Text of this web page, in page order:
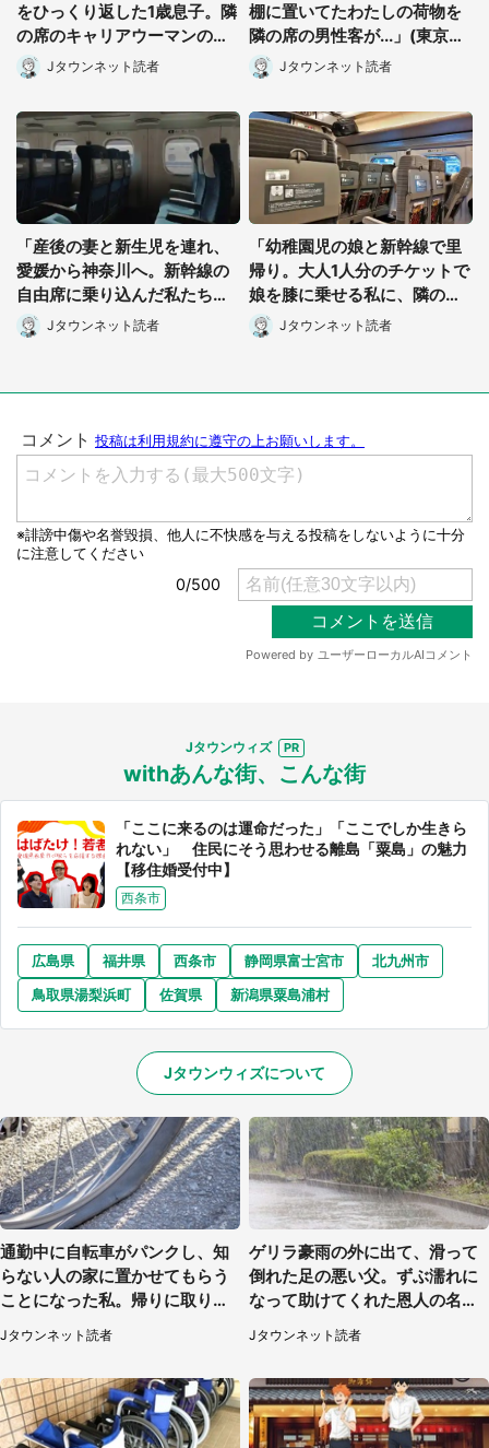
をひっくり返した1歳息子。隣
の席のキャリアウーマンの方
に汁が飛んでしまって...」
（東京都・30代女性）
Jタウンネット読者
棚に置いてたわたしの荷物を
隣の席の男性客が...」(東京
都・40代女性)
Jタウンネット読者
「産後の妻と新生児を連れ、
愛媛から神奈川へ。新幹線の
自由席に乗り込んだ私たちに
中高年の男性が...」（神奈川
県・40代男性）
Jタウンネット読者
「幼稚園児の娘と新幹線で里
帰り。大人1人分のチケットで
娘を膝に乗せる私に、隣の席
のサラリーマンが...」（岩手
県・50代女性）
Jタウンネット読者
Jタウンウィズ
withあんな街、こんな街
「ここに来るのは運命だった」「ここでしか生きら
れない」 住民にそう思わせる離島「粟島」の魅力
【移住婚受付中】
西条市
広島県 福井県 西条市 静岡県富士宮市
北九州市
鳥取県湯梨浜町
佐賀県 新潟県粟島浦村
Jタウンウィズについて
通勤中に自転車がパンクし、知
らない人の家に置かせてもらう
ことになった私。帰りに取りに
行くと、なんと...（東京都・40
代女性）
Jタウンネット読者
ゲリラ豪雨の外に出て、滑って
倒れた足の悪い父。ずぶ濡れに
なって助けてくれた恩人の名前
Jタウンネット読者